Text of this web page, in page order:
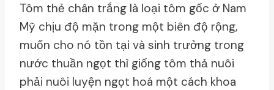
Tôm thẻ chân trắng là loại tôm gốc ở Nam
Mỹ chịu độ mặn trong một biên độ rộng,
muốn cho nó tồn tại và sinh trưởng trong
nước thuần ngọt thì giống tôm thả nuôi
phải nuôi luyện ngọt hoá một cách khoa